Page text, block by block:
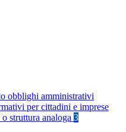
obblighi amministrativi
per cittadini e imprese
struttura analoga 3